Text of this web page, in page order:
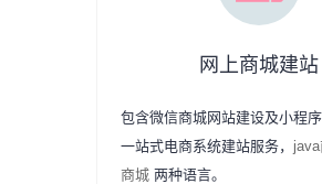
网上商城建站
包含微信商城网站建设及小程
一站式电商系统建站服务，
商城 两种语言。